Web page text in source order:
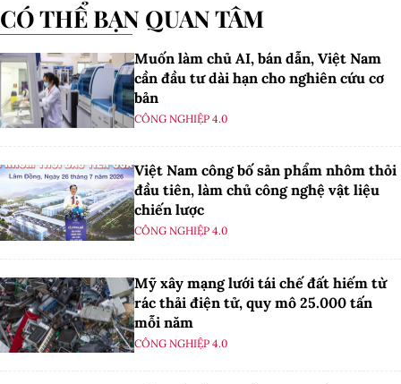
CÓ THỂ BẠN QUAN TÂM
Muốn làm chủ AI, bán dẫn, Việt Nam
cần đầu tư dài hạn cho nghiên cứu cơ
bản
CÔNG NGHIỆP 4.0
Việt Nam công bố sản phẩm nhôm thỏi
đầu tiên, làm chủ công nghệ vật liệu
chiến lược
CÔNG NGHIỆP 4.0
Mỹ xây mạng lưới tái chế đất hiếm từ
rác thải điện tử, quy mô 25.000 tấn
mỗi năm
CÔNG NGHIỆP 4.0